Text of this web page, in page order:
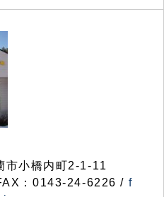
小橋内町2-1-11
：0143-24-6226 / f